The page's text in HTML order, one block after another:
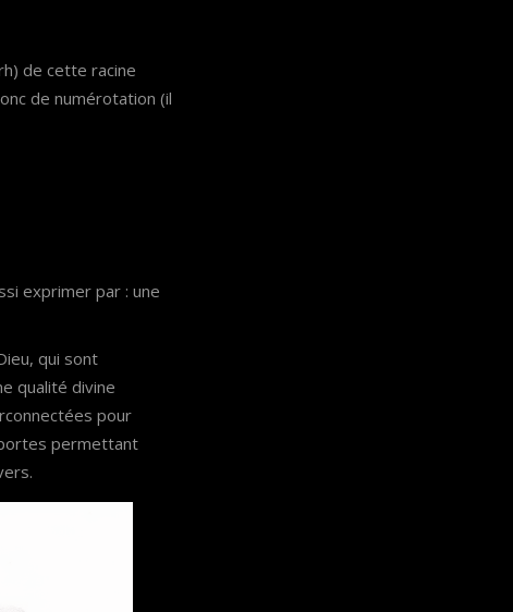
de numérotation (il
exprimer par : une
qui sont
qualité divine
pour
permettant